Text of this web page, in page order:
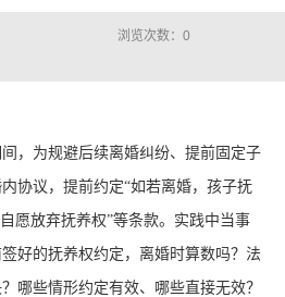
浏览次数： 0
，为规避后续离婚纠纷、提前固定子
协议，提前约定“如若离婚，孩子抚
愿放弃抚养权”等条款。实践中当事
好的抚养权约定，离婚时算数吗？法
哪些情形约定有效、哪些直接无效？